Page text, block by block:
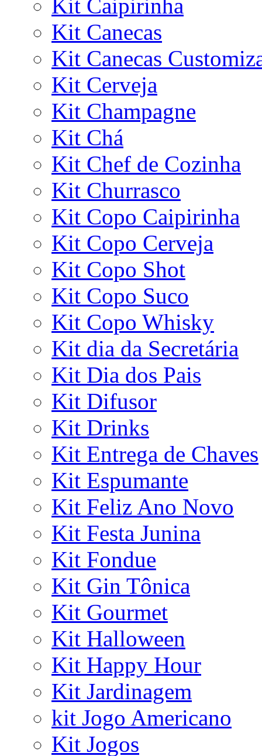
Kit Caipirinha
Kit Canecas
Kit Canecas
Kit Cerveja
Kit Champagne
Kit Chá
Kit Chef de Cozinha
Kit Churrasco
Kit Copo Caipirinha
Kit Copo Cerveja
Kit Copo Shot
Kit Copo Suco
Kit Copo Whisky
Kit dia da Secretária
Kit Dia dos Pais
Kit Difusor
Kit Drinks
Kit Entrega de Chaves
Kit Espumante
Kit Feliz Ano Novo
Kit Festa Junina
Kit Fondue
Kit Gin Tônica
Kit Gourmet
Kit Halloween
Kit Happy Hour
Kit Jardinagem
kit Jogo Americano
Kit Jogos